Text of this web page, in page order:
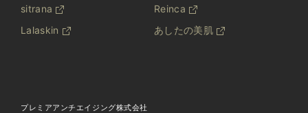
sitrana
Reinca
Lalaskin
あしたの美肌
プレミアアンチエイジング株式会社